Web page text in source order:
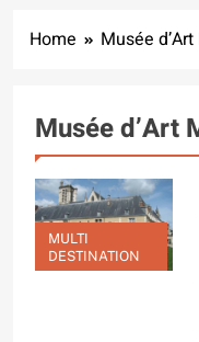
Home Musée
Musée d’Art
MULTI
DESTINATION